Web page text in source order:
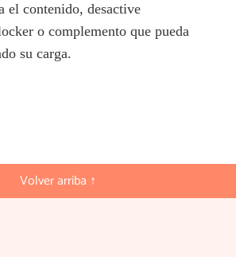
el contenido, desactive
o complemento que pueda
su carga.
Volver arriba ↑